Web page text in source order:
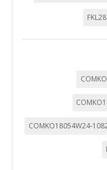
COMKO18054W24-